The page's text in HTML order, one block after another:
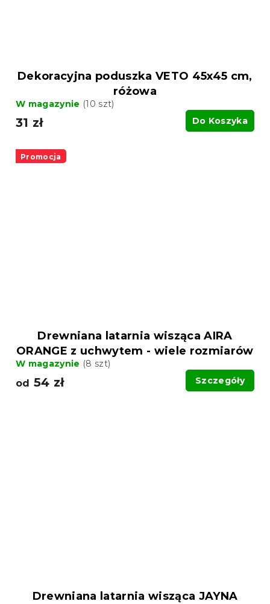
Dekoracyjna poduszka VETO 45x45 cm,
różowa
W magazynie (10 szt)
31 zł Do Koszyka
Promocja
Drewniana latarnia wisząca AIRA
ORANGE z uchwytem - wiele rozmiarów
W magazynie (8 szt)
od 54 zł Szczegóły
Drewniana latarnia wisząca JAYNA